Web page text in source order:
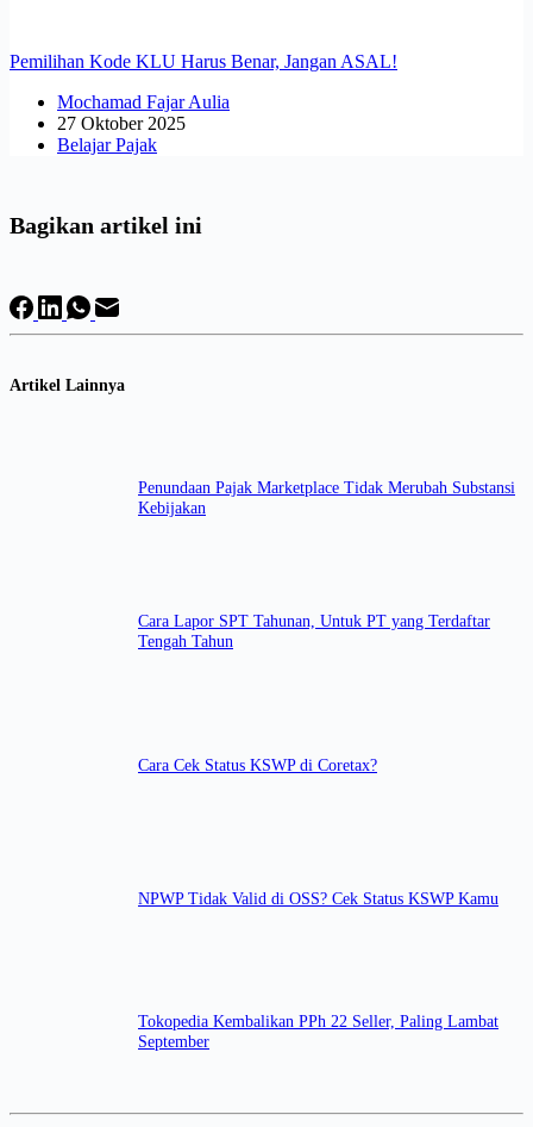
Pemilihan Kode KLU Harus Benar, Jangan ASAL!
Mochamad Fajar Aulia
27 Oktober 2025
Belajar Pajak
Bagikan artikel ini
Artikel Lainnya
Penundaan Pajak Marketplace Tidak Merubah Substansi
Kebijakan
Cara Lapor SPT Tahunan, Untuk PT yang Terdaftar
Tengah Tahun
Cara Cek Status KSWP di Coretax?
NPWP Tidak Valid di OSS? Cek Status KSWP Kamu
Tokopedia Kembalikan PPh 22 Seller, Paling Lambat
September